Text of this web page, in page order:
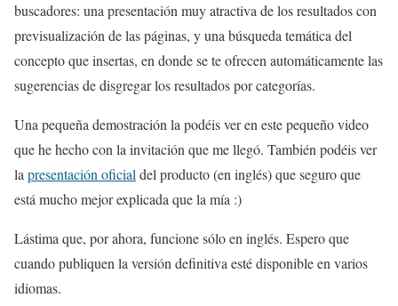
buscadores: una presentación muy atractiva de los resultados con
previsualización de las páginas, y una búsqueda temática del
concepto que insertas, en donde se te ofrecen automáticamente las
sugerencias de disgregar los resultados por categorías.
Una pequeña demostración la podéis ver en este pequeño video
que he hecho con la invitación que me llegó. También podéis ver
la presentación oficial del producto (en inglés) que seguro que
está mucho mejor explicada que la mía :)
Lástima que, por ahora, funcione sólo en inglés. Espero que
cuando publiquen la versión definitiva esté disponible en varios
idiomas.